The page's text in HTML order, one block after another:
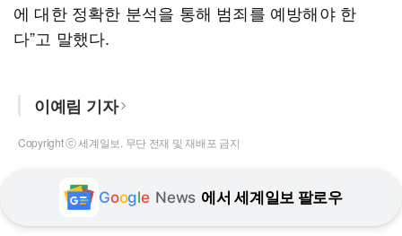
에 대한 정확한 분석을 통해 범죄를 예방해야 한
다”고 말했다.
이예림 기자
Copyright ⓒ 세계일보. 무단 전재 및 재배포 금지
Google News 에서 세계일보 팔로우